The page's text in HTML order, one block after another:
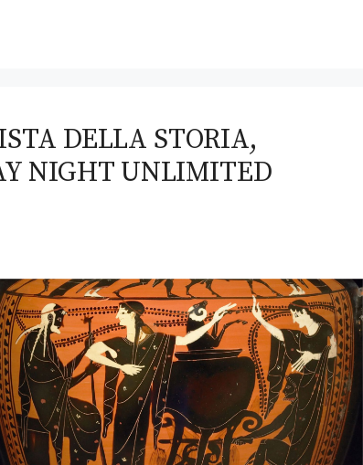
DELLA STORIA,
NIGHT UNLIMITED